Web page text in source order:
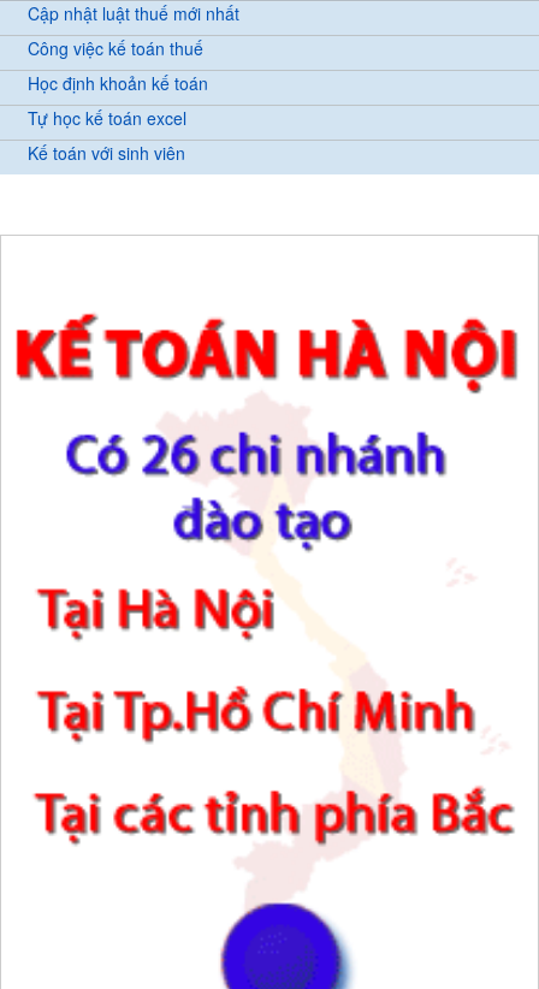
Cập nhật luật thuế mới nhất
Công việc kế toán thuế
Học định khoản kế toán
Tự học kế toán excel
Kế toán với sinh viên